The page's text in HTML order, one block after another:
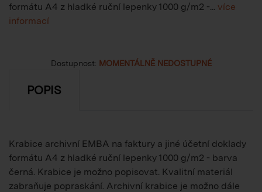
formátu A4 z hladké ruční lepenky 1000 g/m2 -... více
informací
Dostupnost: MOMENTÁLNĚ NEDOSTUPNÉ
POPIS
Krabice archivní EMBA na faktury a jiné účetní doklady
formátu A4 z hladké ruční lepenky 1000 g/m2 - barva
černá. Krabice je možno popisovat. Kvalitní materiál
zabraňuje popraskání. Archivní krabice je možno dále